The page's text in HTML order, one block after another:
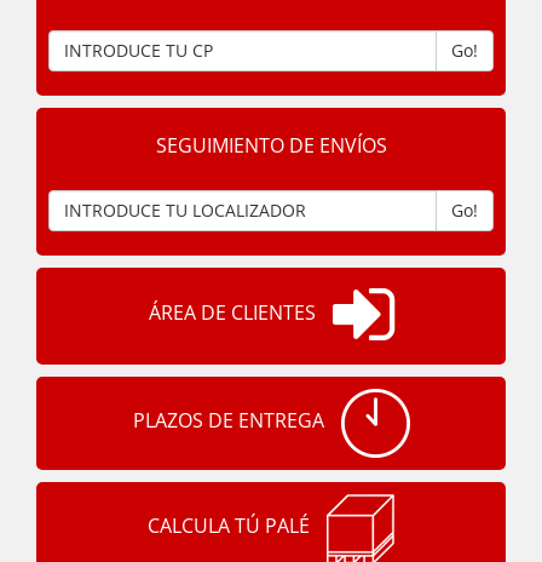
Go!
SEGUIMIENTO DE ENVÍOS
Go!
ÁREA DE CLIENTES
PLAZOS DE ENTREGA
CALCULA TÚ PALÉ